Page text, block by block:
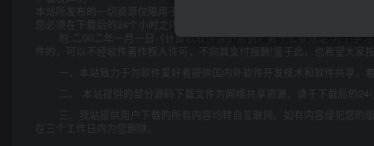
本站所发布的一切资源仅限用于学习和研究目的;不得将上述内容用于商
您必须在下载后的24个小时之内，从您的电脑中彻底删除上述内容。如果
附:二00二年一月一日《计算机软件保护条例》第十七条规定:为了学
件的，可以不经软件著作权人许可，不向其支付报酬!鉴于此，也希望大家
一、本站致力于为软件爱好者提供国内外软件开发技术和软件共享，
二、 本站提供的部分源码下载文件为网络共享资源，请于下载后的24
三、我站提供用户下载的所有内容均转自互联网。如有内容侵犯您的
在三个工作日内为您删除。